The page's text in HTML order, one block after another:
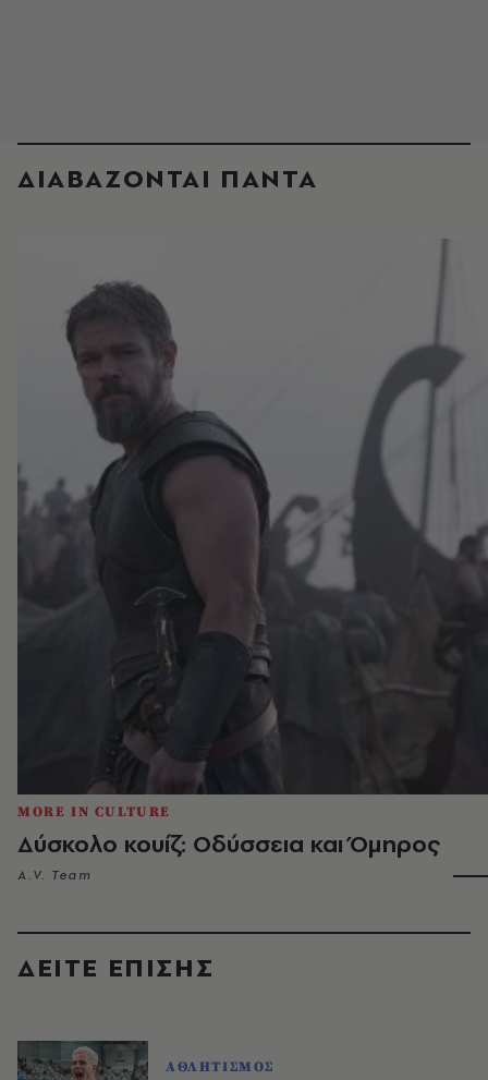
ΔΙΑΒΑΖΟΝΤΑΙ ΠΑΝΤΑ
MORE IN CULTURE
Δύσκολο κουίζ: Οδύσσεια και Όμηρος
A.V. Team
ΔΕΙΤΕ ΕΠΙΣΗΣ
ΑΘΛΗΤΙΣΜΟΣ